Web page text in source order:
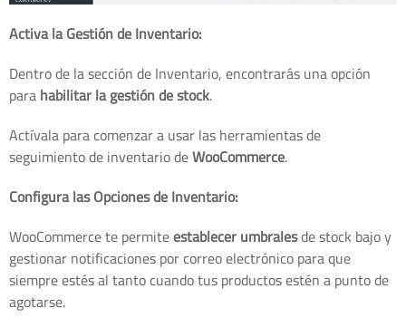
Activa la Gestión de Inventario:
Dentro de la sección de Inventario, encontrarás una opción
parahabilitar la gestión de stock.
Actívala para comenzar a usar las herramientas de
seguimiento de inventario deWooCommerce.
Configura las Opciones de Inventario:
WooCommerce te permiteestablecer umbralesde stock bajo y
gestionar notificaciones por correo electrónico para que
siempre estés al tanto cuando tus productos estén a punto de
agotarse.